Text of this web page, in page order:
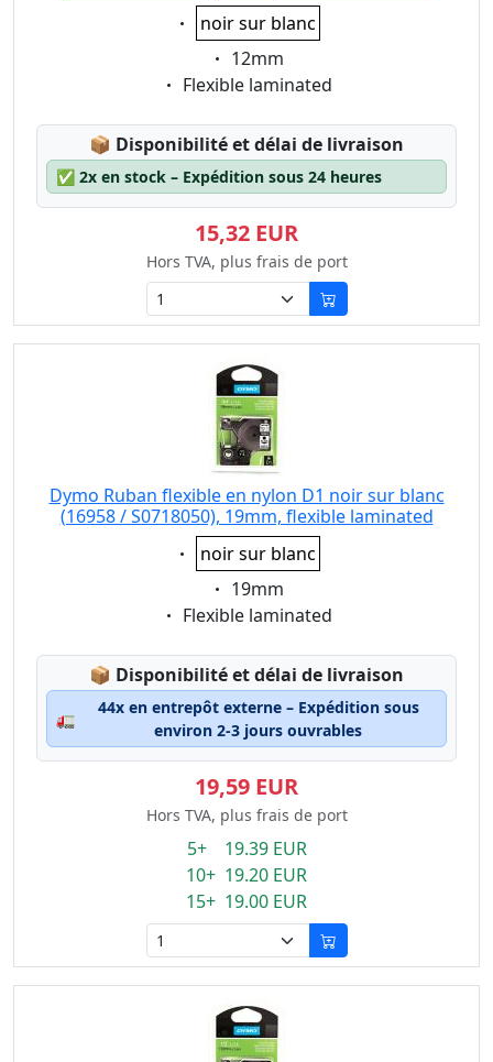
Eigenschaft:
noir sur blanc
Eigenschaft:
12mm
Eigenschaft:
Flexible laminated
📦 Lagerstatus:
Disponibilité et délai de livraison
✅ 2x en stock – Expédition sous 24 heures
15,32 EUR
Hors TVA, plus frais de port
Dymo Ruban flexible en nylon D1 noir sur blanc
(16958 / S0718050), 19mm, flexible laminated
Eigenschaft:
noir sur blanc
Eigenschaft:
19mm
Eigenschaft:
Flexible laminated
📦 Lagerstatus:
Disponibilité et délai de livraison
🚛
44x en entrepôt externe – Expédition sous
environ 2-3 jours ouvrables
19,59 EUR
Hors TVA, plus frais de port
5+ 19.39 EUR
10+ 19.20 EUR
15+ 19.00 EUR